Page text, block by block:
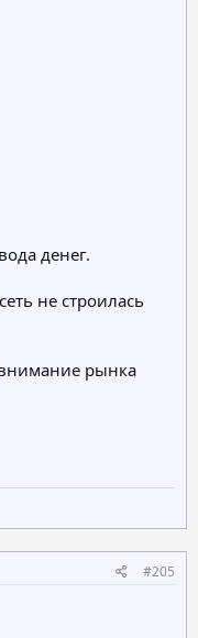
денег.
не строилась
рынка
#205